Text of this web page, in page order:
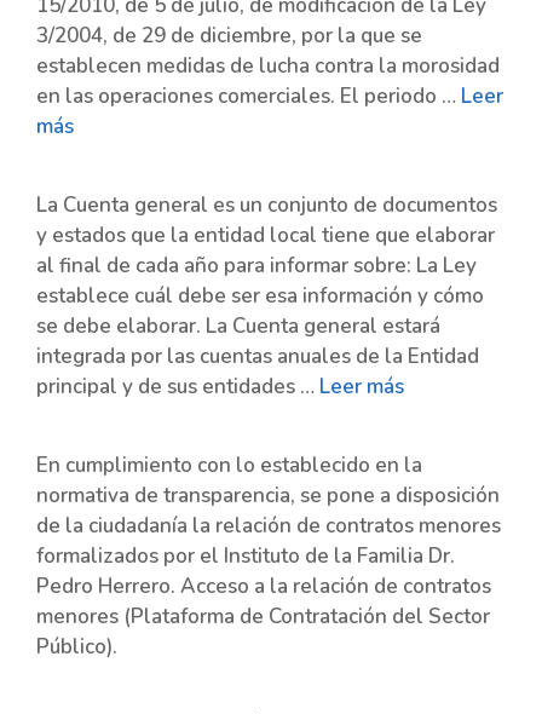
15/2010, de 5 de julio, de modificación de la Ley
3/2004, de 29 de diciembre, por la que se
establecen medidas de lucha contra la morosidad
en las operaciones comerciales. El periodo … Leer
más
La Cuenta general es un conjunto de documentos
y estados que la entidad local tiene que elaborar
al final de cada año para informar sobre: La Ley
establece cuál debe ser esa información y cómo
se debe elaborar. La Cuenta general estará
integrada por las cuentas anuales de la Entidad
principal y de sus entidades … Leer más
En cumplimiento con lo establecido en la
normativa de transparencia, se pone a disposición
de la ciudadanía la relación de contratos menores
formalizados por el Instituto de la Familia Dr.
Pedro Herrero. Acceso a la relación de contratos
menores (Plataforma de Contratación del Sector
Público).